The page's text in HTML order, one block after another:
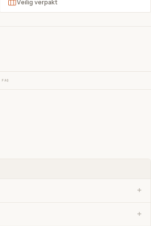
Veilig verpakt
FAQ